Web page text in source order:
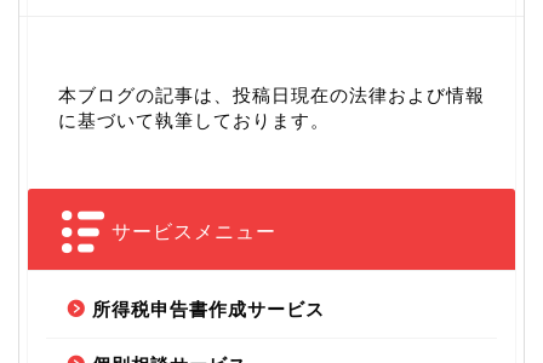
本ブログの記事は、投稿日現在の法律および情報
に基づいて執筆しております。
サービスメニュー
所得税申告書作成サービス